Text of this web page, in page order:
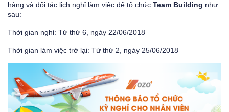
hàng và đối tác lịch nghỉ làm việc để tổ chức Team Building như
sau:
Thời gian nghỉ: Từ thứ 6, ngày 22/06/2018
Thời gian làm việc trở lại: Từ thứ 2, ngày 25/06/2018